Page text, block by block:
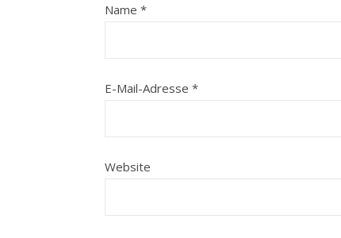
Name *
E-Mail-Adresse *
Website